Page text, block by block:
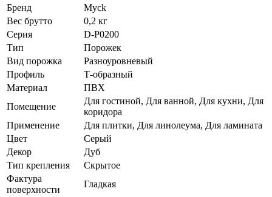
Бренд
Myck
Вес брутто
0,2 кг
Серия
D-P0200
Тип
Порожек
Вид порожка
Разноуровневый
Профиль
Т-образный
Материал
ПВХ
Помещение
Для гостиной, Для ванной, Для кухни, Для
коридора
Применение
Для плитки, Для линолеума, Для ламината
Цвет
Серый
Декор
Дуб
Тип крепления
Скрытое
Фактура
поверхности
Гладкая